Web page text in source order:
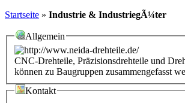
Startseite » Industrie & IndustriegÃ¼ter
Allgemein
CNC-Drehteile, Präzisionsdrehteile und
können zu Baugruppen zusammengefasst
Kontakt